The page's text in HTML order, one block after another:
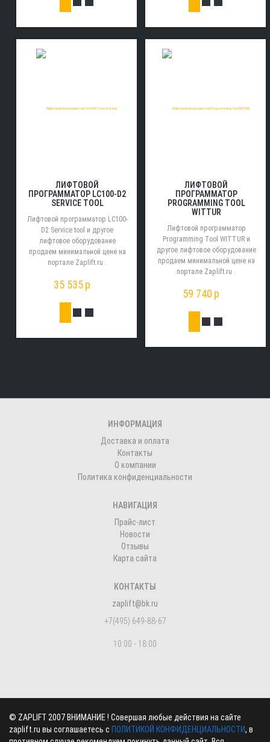
ЛИФТОВОЙ
ПРОГРАММАТОР LC100-D2
SERVICE TOOL
Лифтовой программатор LC100-
D2 Service tool и другое
лифтовое оборудование
продаем минимальной цене на
портале Zaplift.ru .
35 535 p
ЛИФТОВОЙ
ПРОГРАММАТОР
PROGRAMMING TOOL
WITTUR
Лифтовой программатор
Programming Tool WITTUR и
другое лифтовое оборудование
продаем минимальной цене на
портале Zaplift.ru .
59 740 p
ИНФОРМАЦИЯ
Доставка и оплата
Контакты
О компании
Политика конфиденциальности
НАВИГАЦИЯ
Прайс-лист
Новости
Отзывы
Карта сайта
КОНТАКТЫ
zaplift@bk.ru
+7(495) 649-88-67
10:00 - 18:00
© ZAPLIFT 2007 ВНИМАНИЕ ! Совершая любые действия на сайте
zaplift.ru вы соглашаетесь с ПОЛИТИКОЙ КОНФИДЕНЦИАЛЬНОСТИ, в